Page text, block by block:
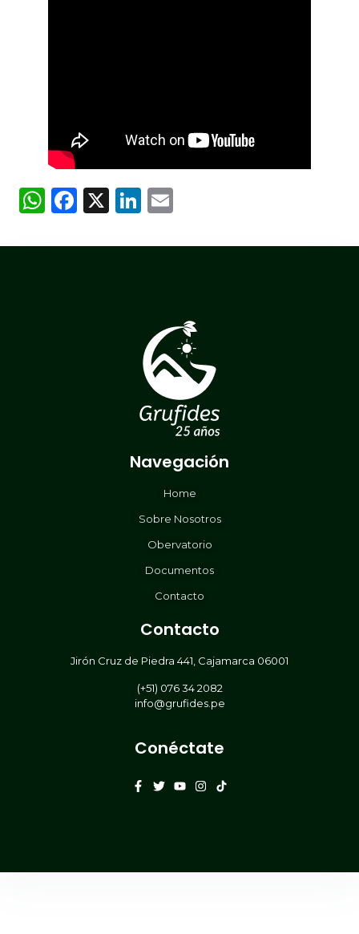
WhatsApp
Facebook
X LinkedIn
Navegación
Home
Sobre Nosotros
Obervatorio
Documentos
Contacto
Contacto
Jirón Cruz de Piedra 441, Cajamarca 06001
(+51) 076 34 2082
info@grufides.pe
Conéctate